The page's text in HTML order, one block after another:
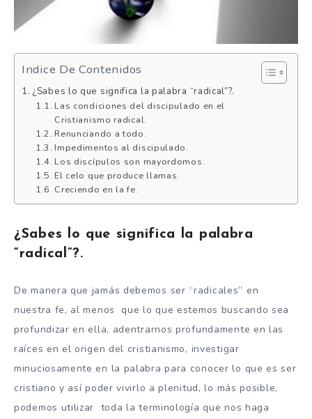
Indice De Contenidos
¿Sabes lo que significa la palabra “radical”?.
Las condiciones del discipulado en el
Cristianismo radical.
Renunciando a todo.
Impedimentos al discipulado.
Los discípulos son mayordomos.
El celo que produce llamas.
Creciendo en la fe.
¿Sabes lo que significa la palabra
“radical”?.
De manera que jamás debemos ser “radicales” en
nuestra fe, al menos que lo que estemos buscando sea
profundizar en ella, adentrarnos profundamente en las
raíces en el origen del cristianismo, investigar
minuciosamente en la palabra para conocer lo que es ser
cristiano y así poder vivirlo a plenitud, lo más posible,
podemos utilizar toda la terminología que nos haga